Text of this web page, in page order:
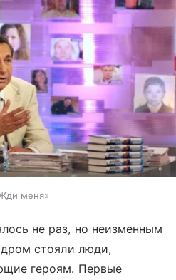
меня»
не раз, но неизменным
стояли люди,
героям. Первые